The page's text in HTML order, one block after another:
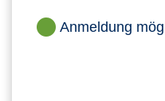
Anmeldung